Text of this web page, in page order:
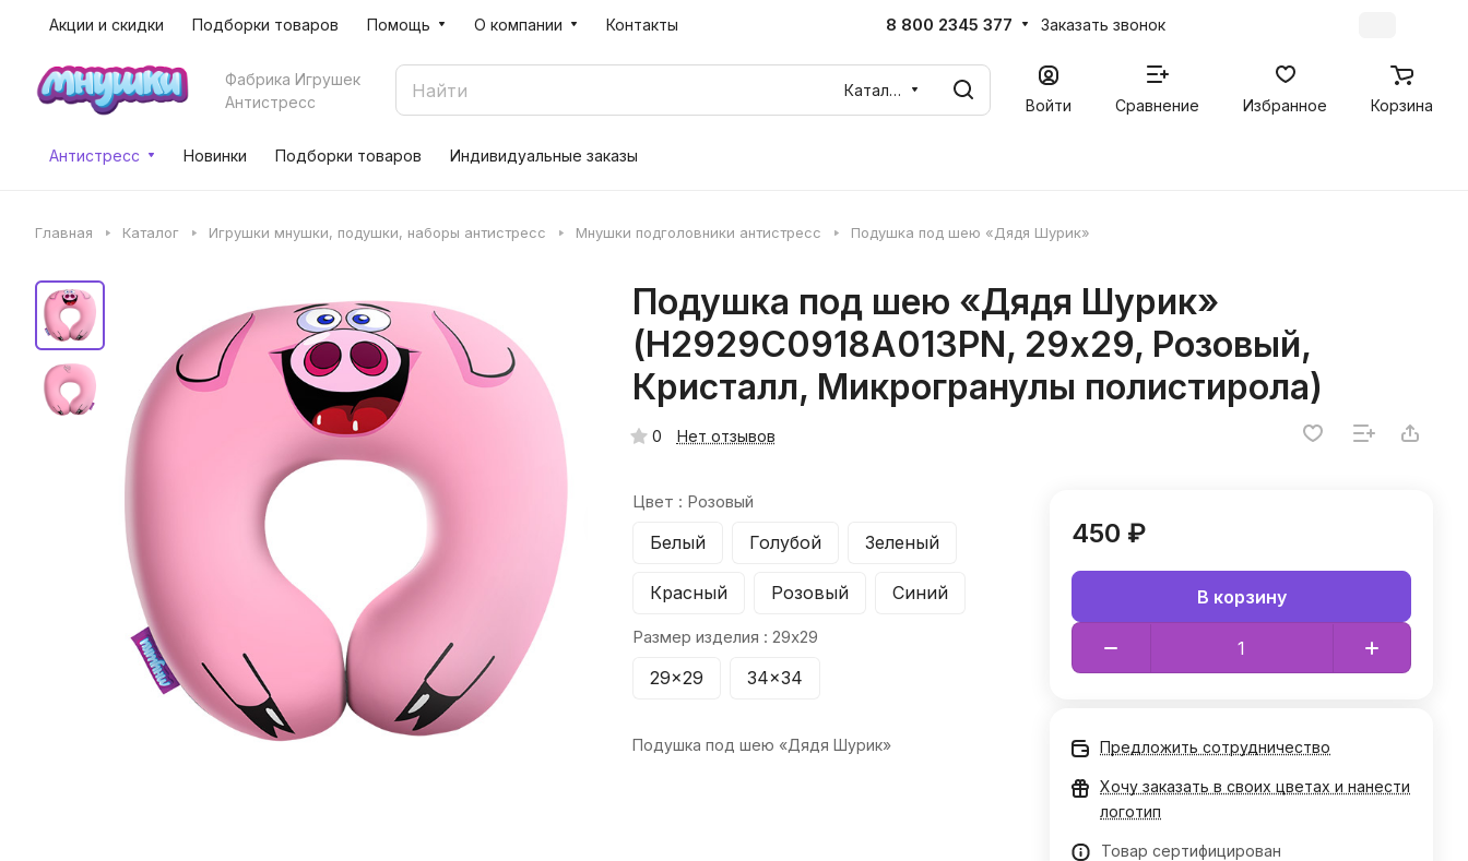
Акции и скидки Подборки товаров Помощь О компании Контакты 8 800 2345 377 Заказать звонок
Фабрика Игрушек
Антистресс
Каталог
Войти
Сравнение Избранное Корзина
Антистресс Новинки Подборки товаров Индивидуальные заказы
Главная Каталог Игрушки мнушки, подушки, наборы антистресс Мнушки подголовники антистресс Подушка под шею «Дядя Шурик»
Подушка под шею «Дядя Шурик»
(H2929C0918A013PN, 29х29, Розовый,
Кристалл, Микрогранулы полистирола)
0 Нет отзывов
Цвет : Розовый
Белый Голубой Зеленый
Красный Розовый Синий
Размер изделия : 29x29
29x29 34x34
Подушка под шею «Дядя Шурик»
450 ₽
В корзину
Предложить сотрудничество
Хочу заказать в своих цветах и нанести
логотип
Товар сертифицирован